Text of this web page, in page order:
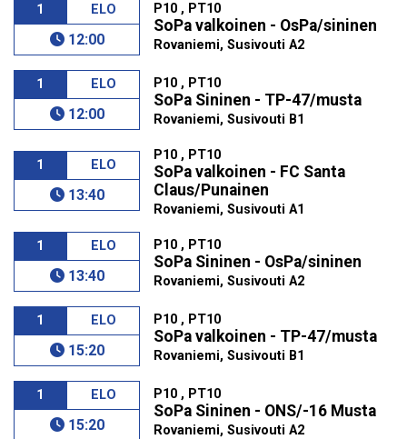
1 ELO
12:00
P10 , PT10
SoPa valkoinen - OsPa/sininen
Rovaniemi, Susivouti A2
1 ELO
12:00
P10 , PT10
SoPa Sininen - TP-47/musta
Rovaniemi, Susivouti B1
1 ELO
13:40
P10 , PT10
SoPa valkoinen - FC Santa
Claus/Punainen
Rovaniemi, Susivouti A1
1 ELO
13:40
P10 , PT10
SoPa Sininen - OsPa/sininen
Rovaniemi, Susivouti A2
1 ELO
15:20
P10 , PT10
SoPa valkoinen - TP-47/musta
Rovaniemi, Susivouti B1
1 ELO
15:20
P10 , PT10
SoPa Sininen - ONS/-16 Musta
Rovaniemi, Susivouti A2